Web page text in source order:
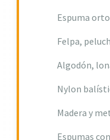
Espuma
Felpa,
Algodón,
Nylon
Madera y
Espumas